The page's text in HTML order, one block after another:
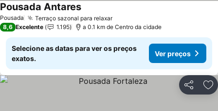
Pousada Terraço sazonal para relaxar
Pousada Antares
8,6 Excelente 1.195 a 0.1 km de Centro da cidade
Selecione as datas para ver os preços
exatos.
Ver preços
Partilhar